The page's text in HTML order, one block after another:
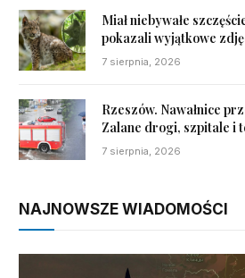
Miał niebywałe
pokazali wyjątkowe
7 sierpnia, 2026
Rzeszów. Nawałnice
Zalane drogi, szpitale i
7 sierpnia, 2026
NAJNOWSZE WIADOMOŚCI